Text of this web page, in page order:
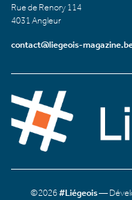
Rue de Renory 114
4031 Angleur
contact@liegeois-
©2026#Liégeois—